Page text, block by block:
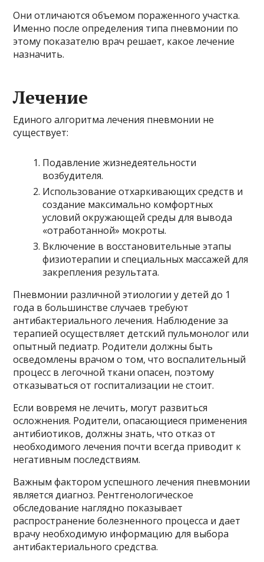
Они отличаются объемом пораженного участка.
Именно после определения типа пневмонии по
этому показателю врач решает, какое лечение
назначить.
Лечение
Единого алгоритма лечения пневмонии не
существует:
Подавление жизнедеятельности
возбудителя.
Использование отхаркивающих средств и
создание максимально комфортных
условий окружающей среды для вывода
«отработанной» мокроты.
Включение в восстановительные этапы
физиотерапии и специальных массажей для
закрепления результата.
Пневмонии различной этиологии у детей до 1
года в большинстве случаев требуют
антибактериального лечения. Наблюдение за
терапией осуществляет детский пульмонолог или
опытный педиатр. Родители должны быть
осведомлены врачом о том, что воспалительный
процесс в легочной ткани опасен, поэтому
отказываться от госпитализации не стоит.
Если вовремя не лечить, могут развиться
осложнения. Родители, опасающиеся применения
антибиотиков, должны знать, что отказ от
необходимого лечения почти всегда приводит к
негативным последствиям.
Важным фактором успешного лечения пневмонии
является диагноз. Рентгенологическое
обследование наглядно показывает
распространение болезненного процесса и дает
врачу необходимую информацию для выбора
антибактериального средства.